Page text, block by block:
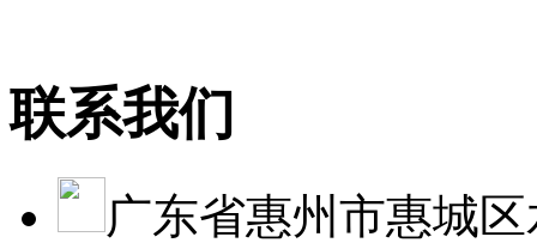
联系我们
广东省惠州市惠城